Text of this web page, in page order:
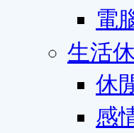
電
生活
休
感